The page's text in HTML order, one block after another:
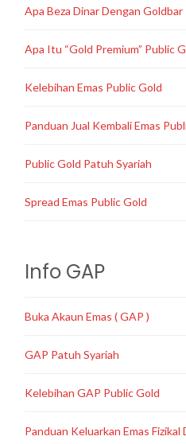
Apa Beza Dinar Dengan Goldbar
Apa Itu “Gold Premium” Public
Kelebihan Emas Public Gold
Panduan Jual Kembali Emas
Public Gold Patuh Syariah
Spread Emas Public Gold
Info GAP
Buka Akaun Emas ( GAP )
GAP Patuh Syariah
Kelebihan GAP Public Gold
Panduan Keluarkan Emas Fizikal